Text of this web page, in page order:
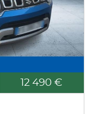
12 490 €